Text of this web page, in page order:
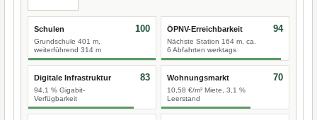
Schulen
Grundschule 401 m,
weiterführend 314 m
100 ÖPNV-Erreichbarkeit
Nächste Station 164 m, ca.
6 Abfahrten werktags
94
Digitale Infrastruktur
94,1 % Gigabit-
Verfügbarkeit
83 Wohnungsmarkt
10,58 €/m² Miete, 3,1 %
Leerstand
70